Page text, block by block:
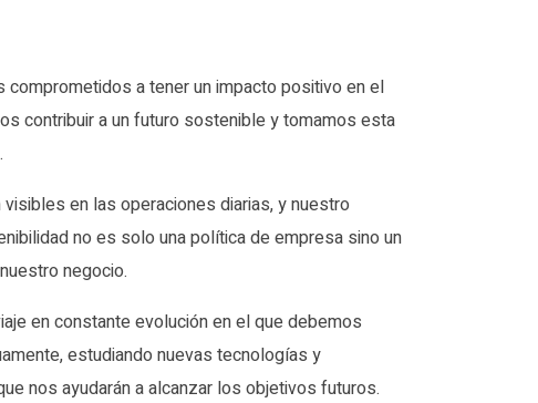
comprometidos a tener un impacto positivo en el
contribuir a un futuro sostenible y tomamos esta
en las operaciones diarias, y nuestro
no es solo una política de empresa sino un
negocio.
en constante evolución en el que debemos
estudiando nuevas tecnologías y
nos ayudarán a alcanzar los objetivos futuros.